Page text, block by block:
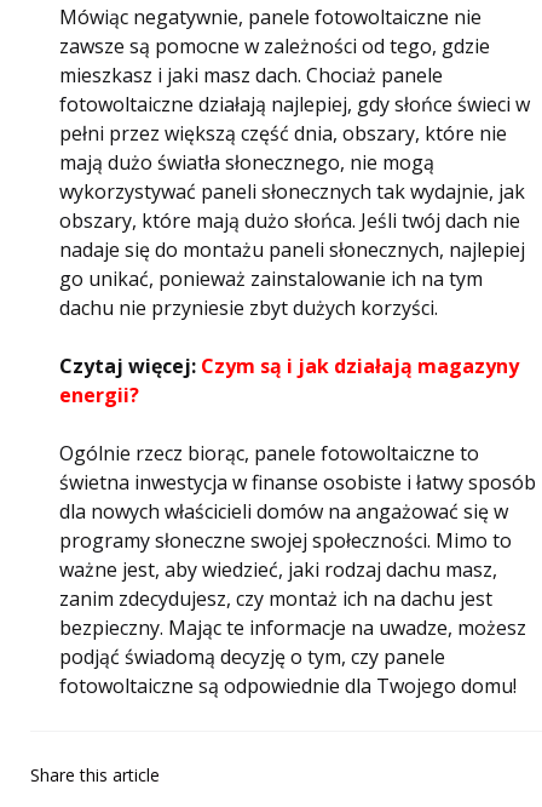
Mówiąc negatywnie, panele fotowoltaiczne nie
zawsze są pomocne w zależności od tego, gdzie
mieszkasz i jaki masz dach. Chociaż panele
fotowoltaiczne działają najlepiej, gdy słońce świeci w
pełni przez większą część dnia, obszary, które nie
mają dużo światła słonecznego, nie mogą
wykorzystywać paneli słonecznych tak wydajnie, jak
obszary, które mają dużo słońca. Jeśli twój dach nie
nadaje się do montażu paneli słonecznych, najlepiej
go unikać, ponieważ zainstalowanie ich na tym
dachu nie przyniesie zbyt dużych korzyści.
Czytaj więcej: Czym są i jak działają magazyny
energii?
Ogólnie rzecz biorąc, panele fotowoltaiczne to
świetna inwestycja w finanse osobiste i łatwy sposób
dla nowych właścicieli domów na angażować się w
programy słoneczne swojej społeczności. Mimo to
ważne jest, aby wiedzieć, jaki rodzaj dachu masz,
zanim zdecydujesz, czy montaż ich na dachu jest
bezpieczny. Mając te informacje na uwadze, możesz
podjąć świadomą decyzję o tym, czy panele
fotowoltaiczne są odpowiednie dla Twojego domu!
Share this article